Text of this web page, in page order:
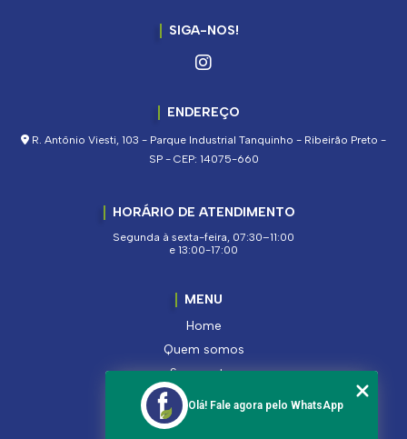
SIGA-NOS!
ENDEREÇO
R. Antônio Viesti, 103 - Parque Industrial Tanquinho - Ribeirão Preto -
SP - CEP: 14075-660
HORÁRIO DE ATENDIMENTO
Segunda à sexta-feira, 07:30–11:00
e 13:00-17:00
MENU
Home
Quem somos
Segmentos
Serviços
Produtos
Olá! Fale agora pelo WhatsApp